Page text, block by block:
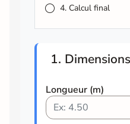
4. Calcul final
1.
Longueur (m)